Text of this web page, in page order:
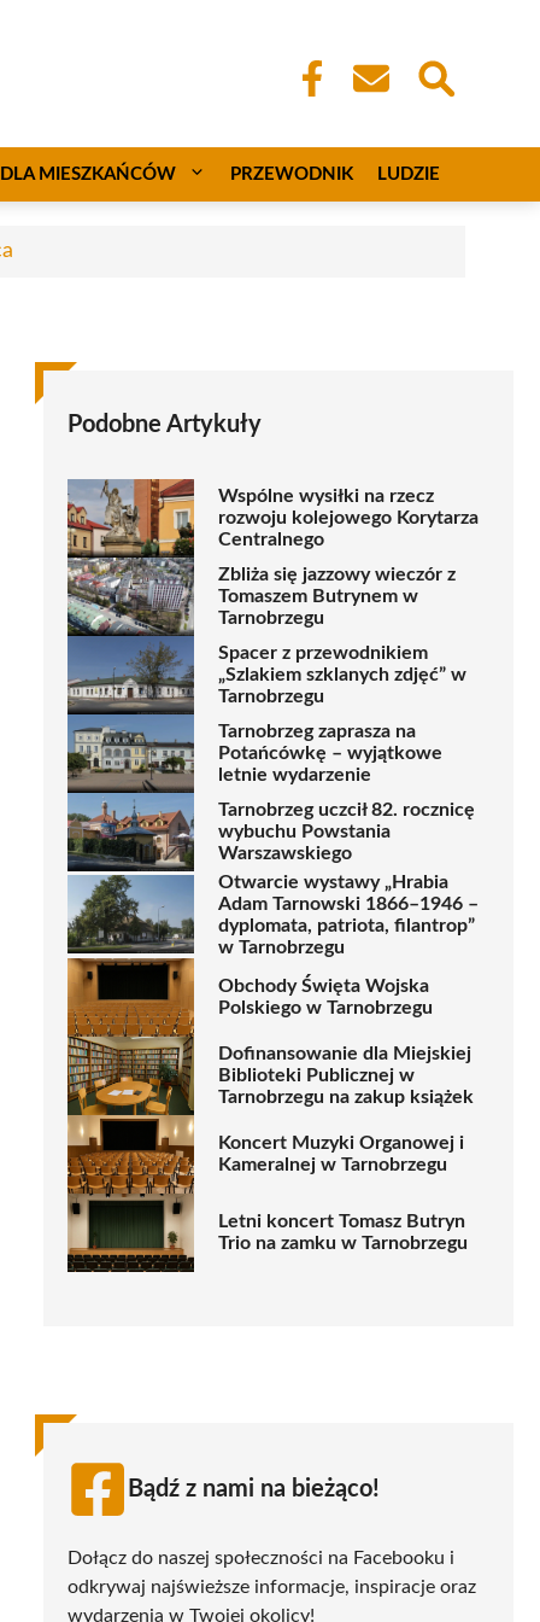
DLA MIESZKAŃCÓW PRZEWODNIK LUDZIE
Podobne Artykuły
Wspólne wysiłki na rzecz
rozwoju kolejowego Korytarza
Centralnego
Zbliża się jazzowy wieczór z
Tomaszem Butrynem w
Tarnobrzegu
Spacer z przewodnikiem
„Szlakiem szklanych zdjęć” w
Tarnobrzegu
Tarnobrzeg zaprasza na
Potańcówkę – wyjątkowe
letnie wydarzenie
Tarnobrzeg uczcił 82. rocznicę
wybuchu Powstania
Warszawskiego
Otwarcie wystawy „Hrabia
Adam Tarnowski 1866–1946 –
dyplomata, patriota, filantrop”
w Tarnobrzegu
Obchody Święta Wojska
Polskiego w Tarnobrzegu
Dofinansowanie dla Miejskiej
Biblioteki Publicznej w
Tarnobrzegu na zakup książek
Koncert Muzyki Organowej i
Kameralnej w Tarnobrzegu
Letni koncert Tomasz Butryn
Trio na zamku w Tarnobrzegu
Bądź z nami na bieżąco!
Dołącz do naszej społeczności na Facebooku i
odkrywaj najświeższe informacje, inspiracje oraz
wydarzenia w Twojej okolicy!